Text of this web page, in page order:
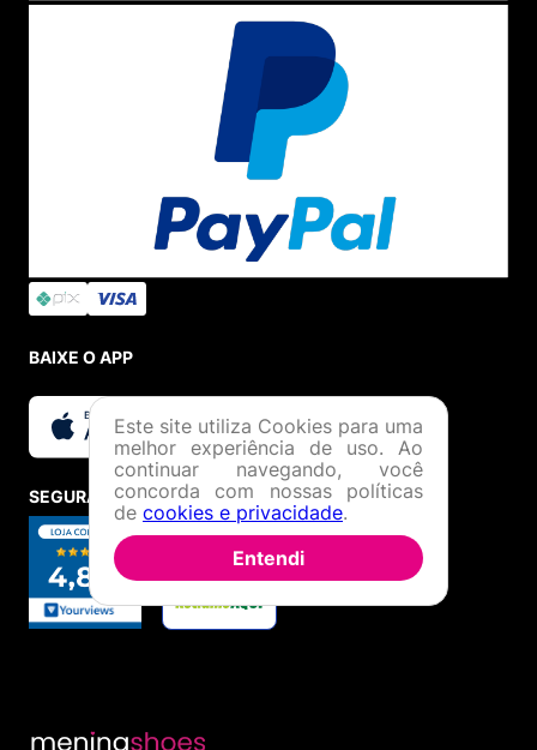
BAIXE O APP
SEGURANÇA E CREDIBILIDADE
Este site utiliza Cookies para uma
melhor experiência de uso. Ao
continuar navegando, você
concorda com nossas políticas
de cookies e privacidade.
Entendi